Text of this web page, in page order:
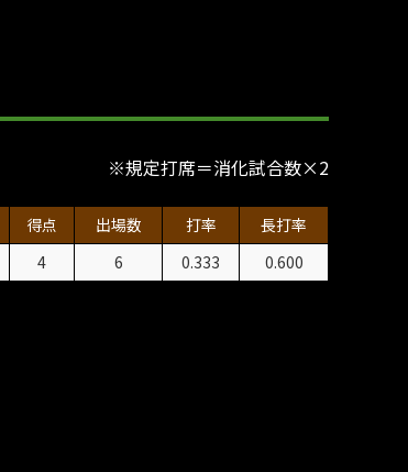
※規定打席＝消化試合数×2
得点 出場数 打率
長打率
4 6 0.333 0.600